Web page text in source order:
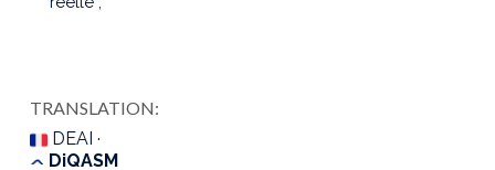
TRANSLATION:
DEAI ·
DiQASM